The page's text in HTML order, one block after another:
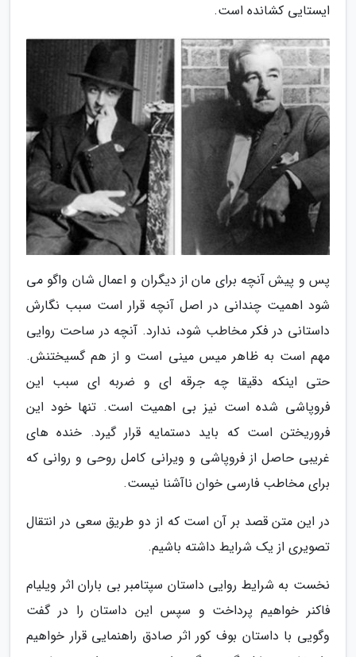
ایستایی کشانده است.
پس و پیش آنچه برای مان از دیگران و اعمال شان واگو می
شود اهمیت چندانی در اصل آنچه قرار است سبب نگارش
داستانی در فکر مخاطب شود، ندارد. آنچه در ساحت روایی
مهم است به ظاهر میس مینی است و از هم گسیختنش.
حتی اینکه دقیقا چه جرقه ای و ضربه ای سبب این
فروپاشی شده است نیز بی اهمیت است. تنها خود این
فروریختن است که باید دستمایه قرار گیرد. خنده های
غریبی حاصل از فروپاشی و ویرانی کامل روحی و روانی که
برای مخاطب فارسی خوان ناآشنا نیست.
در این متن قصد بر آن است که از دو طریق سعی در انتقال
تصویری از یک شرایط داشته باشیم.
نخست به شرایط روایی داستان سپتامبر بی باران اثر ویلیام
فاکنر خواهیم پرداخت و سپس این داستان را در گفت
وگویی با داستان بوف کور اثر صادق راهنمایی قرار خواهیم